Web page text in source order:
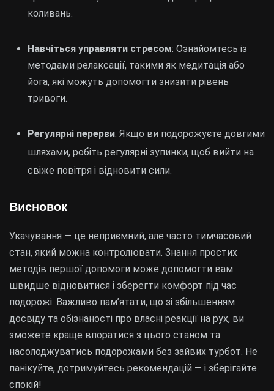
коливань.
Навчіться управляти стресом: Ознайомтесь із
методами релаксації, такими як медитація або
йога, які можуть допомогти знизити рівень
тривоги.
Регулярні перерви: Якщо ви подорожуєте довгими
шляхами, робіть регулярні зупинки, щоб вийти на
свіже повітря і відновити сили.
Висновок
Укачування — це неприємний, але часто тимчасовий
стан, який можна контролювати. Знання простих
методів першої допомоги може допомогти вам
швидше відновитися і зберегти комфорт під час
подорожі. Важливо пам’ятати, що зі збільшенням
досвіду та обізнаності про власні реакції на рух, ви
зможете краще впоратися з цього станом та
насолоджуватись подорожами без зайвих турбот. Не
панікуйте, дотримуйтесь рекомендацій — і зберігайте
спокій!